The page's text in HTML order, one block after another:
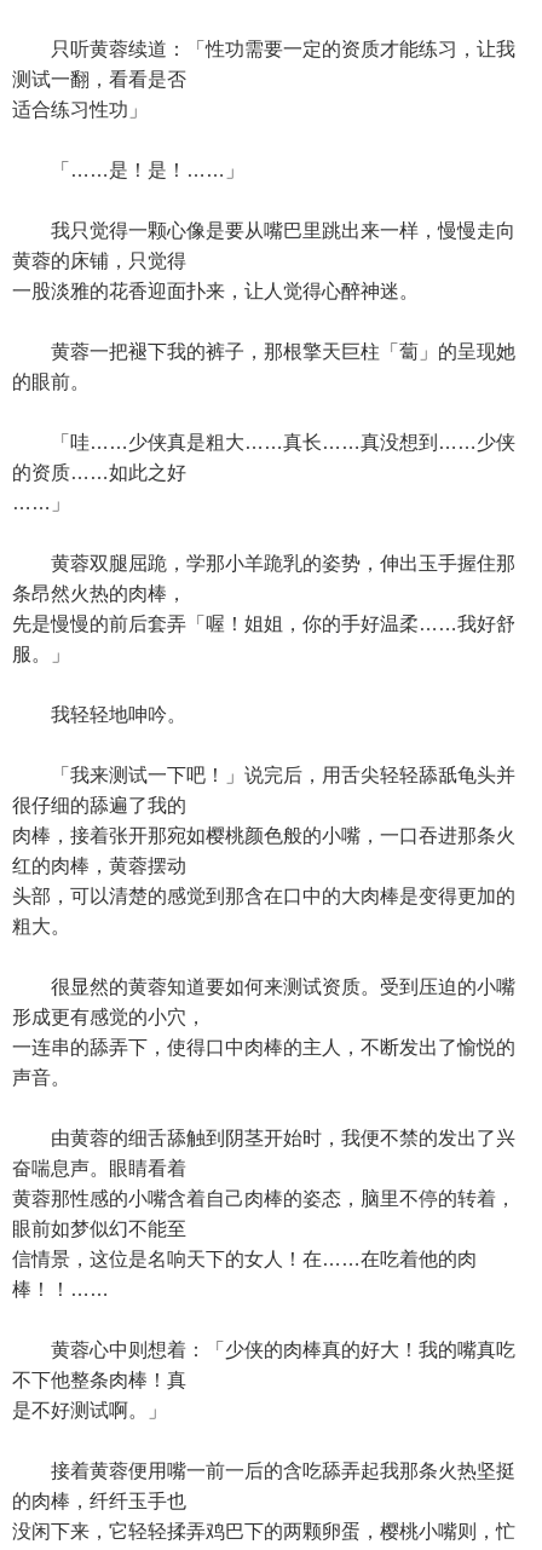
只听黄蓉续道：「性功需要一定的资质才能练习，让我
测试一翻，看看是否
适合练习性功」
「……是！是！……」
我只觉得一颗心像是要从嘴巴里跳出来一样，慢慢走向
黄蓉的床铺，只觉得
一股淡雅的花香迎面扑来，让人觉得心醉神迷。
黄蓉一把褪下我的裤子，那根擎天巨柱「蔔」的呈现她
的眼前。
「哇……少侠真是粗大……真长……真没想到……少侠
的资质……如此之好
……」
黄蓉双腿屈跪，学那小羊跪乳的姿势，伸出玉手握住那
条昂然火热的肉棒，
先是慢慢的前后套弄「喔！姐姐，你的手好温柔……我好舒
服。」
我轻轻地呻吟。
「我来测试一下吧！」说完后，用舌尖轻轻舔舐龟头并
很仔细的舔遍了我的
肉棒，接着张开那宛如樱桃颜色般的小嘴，一口吞进那条火
红的肉棒，黄蓉摆动
头部，可以清楚的感觉到那含在口中的大肉棒是变得更加的
粗大。
很显然的黄蓉知道要如何来测试资质。受到压迫的小嘴
形成更有感觉的小穴，
一连串的舔弄下，使得口中肉棒的主人，不断发出了愉悦的
声音。
由黄蓉的细舌舔触到阴茎开始时，我便不禁的发出了兴
奋喘息声。眼睛看着
黄蓉那性感的小嘴含着自己肉棒的姿态，脑里不停的转着，
眼前如梦似幻不能至
信情景，这位是名响天下的女人！在……在吃着他的肉
棒！！……
黄蓉心中则想着：「少侠的肉棒真的好大！我的嘴真吃
不下他整条肉棒！真
是不好测试啊。」
接着黄蓉便用嘴一前一后的含吃舔弄起我那条火热坚挺
的肉棒，纤纤玉手也
没闲下来，它轻轻揉弄鸡巴下的两颗卵蛋，樱桃小嘴则，忙